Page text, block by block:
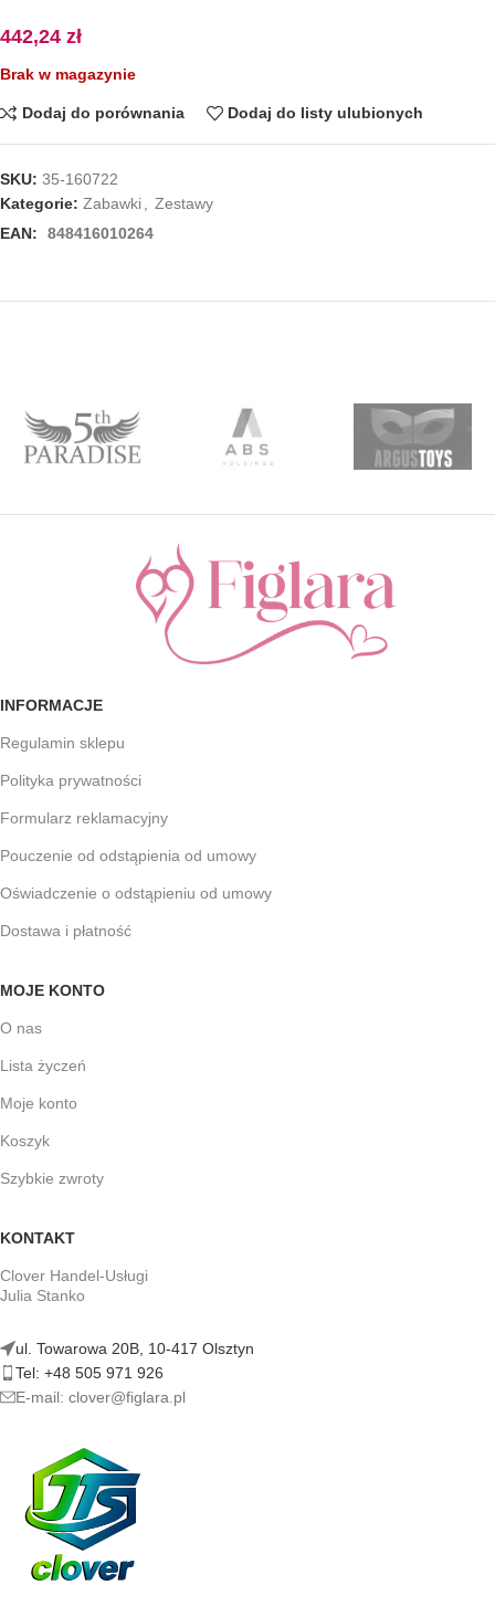
442,24 zł
Brak w magazynie
Dodaj do porównania Dodaj do listy ulubionych
SKU: 35-160722
Kategorie: Zabawki
Zestawy
EAN:
848416010264
INFORMACJE
Regulamin sklepu
Polityka prywatności
Formularz reklamacyjny
Pouczenie od odstąpienia od umowy
Oświadczenie o odstąpieniu od umowy
Dostawa i płatność
MOJE KONTO
O nas
Lista życzeń
Moje konto
Koszyk
Szybkie zwroty
KONTAKT
Clover Handel-Usługi
Julia Stanko
ul. Towarowa 20B, 10-417 Olsztyn
Tel: +48 505 971 926
E-mail: clover@figlara.pl